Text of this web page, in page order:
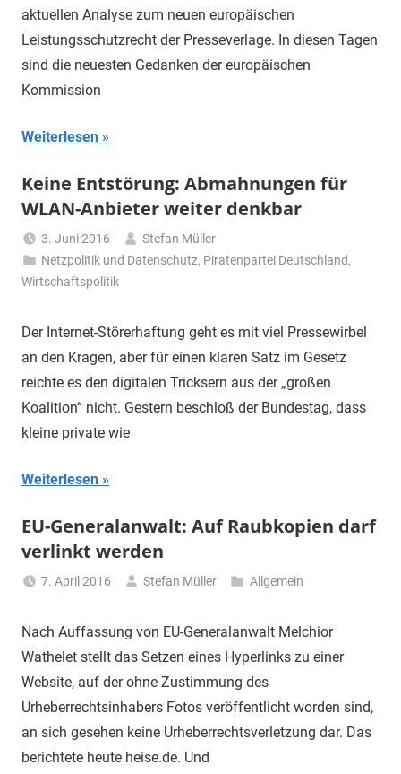
aktuellen Analyse zum neuen europäischen
Leistungsschutzrecht der Presseverlage. In diesen Tagen
sind die neuesten Gedanken der europäischen
Kommission
Weiterlesen
Keine Entstörung: Abmahnungen für
WLAN-Anbieter weiter denkbar
3. Juni 2016
Stefan Müller
Netzpolitik und Datenschutz, Piratenpartei Deutschland,
Wirtschaftspolitik
Der Internet-Störerhaftung geht es mit viel Pressewirbel
an den Kragen, aber für einen klaren Satz im Gesetz
reichte es den digitalen Tricksern aus der „großen
Koalition“ nicht. Gestern beschloß der Bundestag, dass
kleine private wie
Weiterlesen
EU-Generalanwalt: Auf Raubkopien darf
verlinkt werden
7. April 2016 Stefan Müller Allgemein
Nach Auffassung von EU-Generalanwalt Melchior
Wathelet stellt das Setzen eines Hyperlinks zu einer
Website, auf der ohne Zustimmung des
Urheberrechtsinhabers Fotos veröffentlicht worden sind,
an sich gesehen keine Urheberrechtsverletzung dar. Das
berichtete heute heise.de. Und